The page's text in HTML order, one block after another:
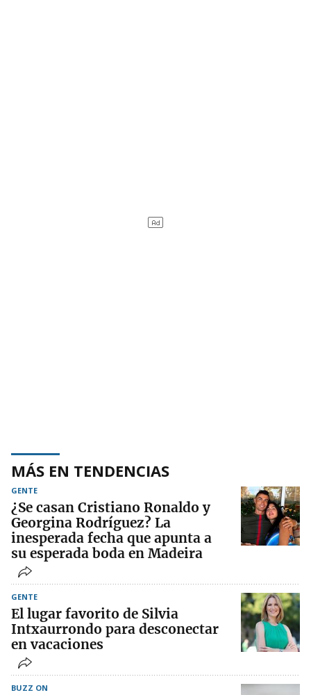
MÁS EN TENDENCIAS
GENTE
¿Se casan Cristiano Ronaldo y
Georgina Rodríguez? La
inesperada fecha que apunta a
su esperada boda en Madeira
GENTE
El lugar favorito de Silvia
Intxaurrondo para desconectar
en vacaciones
BUZZ ON